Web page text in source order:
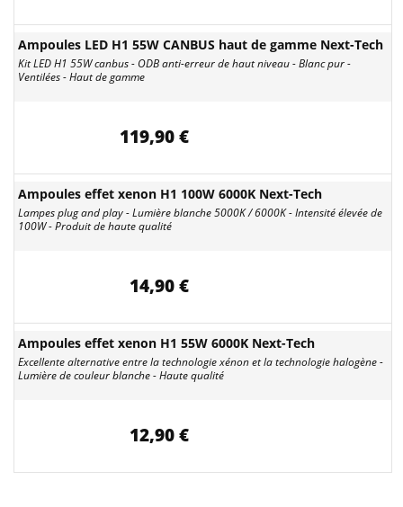
Ampoules LED H1 55W CANBUS haut de gamme Next-Tech
Kit LED H1 55W canbus - ODB anti-erreur de haut niveau - Blanc pur -
Ventilées - Haut de gamme
119,90 €
Ampoules effet xenon H1 100W 6000K Next-Tech
Lampes plug and play - Lumière blanche 5000K / 6000K - Intensité élevée de
100W - Produit de haute qualité
14,90 €
Ampoules effet xenon H1 55W 6000K Next-Tech
Excellente alternative entre la technologie xénon et la technologie halogène -
Lumière de couleur blanche - Haute qualité
12,90 €